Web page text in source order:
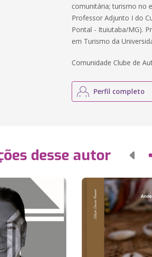
comunitária; turismo no
Professor Adjunto I do
Pontal - Ituiutaba/MG).
em Turismo da
Comunidade Clube de
Perfil completo
desse autor